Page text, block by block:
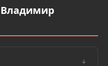
Владимир
↓